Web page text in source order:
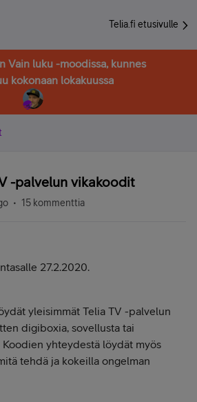
Telia.fi etusivulle
Vain luku -moodissa, kunnes
kokonaan lokakuussa
-palvelun vikakoodit
15 kommenttia
27.2.2020.
yleisimmät Telia TV -palvelun
digiboxia, sovellusta tai
yhteydestä löydät myös
tehdä ja kokeilla ongelman